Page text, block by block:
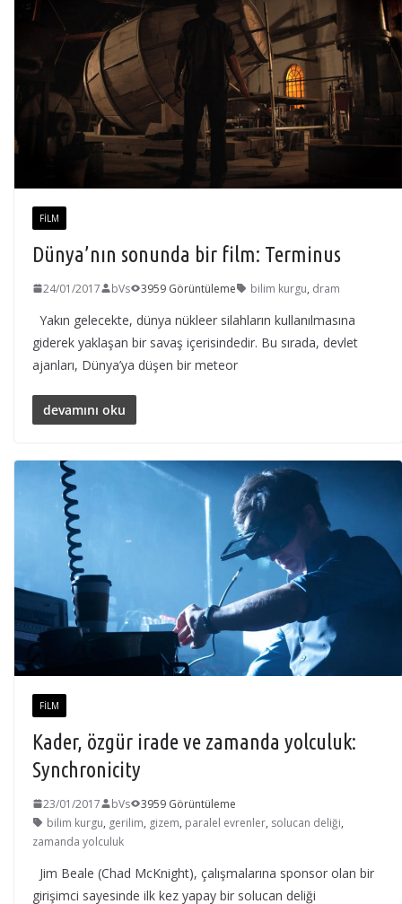
FILM
Dünya’nın sonunda bir film: Terminus
24/01/2017 bVs 3959 Görüntüleme bilim kurgu, dram
Yakın gelecekte, dünya nükleer silahların kullanılmasına
giderek yaklaşan bir savaş içerisindedir. Bu sırada, devlet
ajanları, Dünya’ya düşen bir meteor
devamını oku
FILM
Kader, özgür irade ve zamanda yolculuk:
Synchronicity
23/01/2017 bVs
3959 Görüntüleme
bilim kurgu, gerilim, gizem, paralel evrenler, solucan deliği,
zamanda yolculuk
Jim Beale (Chad McKnight), çalışmalarına sponsor olan bir
girişimci sayesinde ilk kez yapay bir solucan deliği